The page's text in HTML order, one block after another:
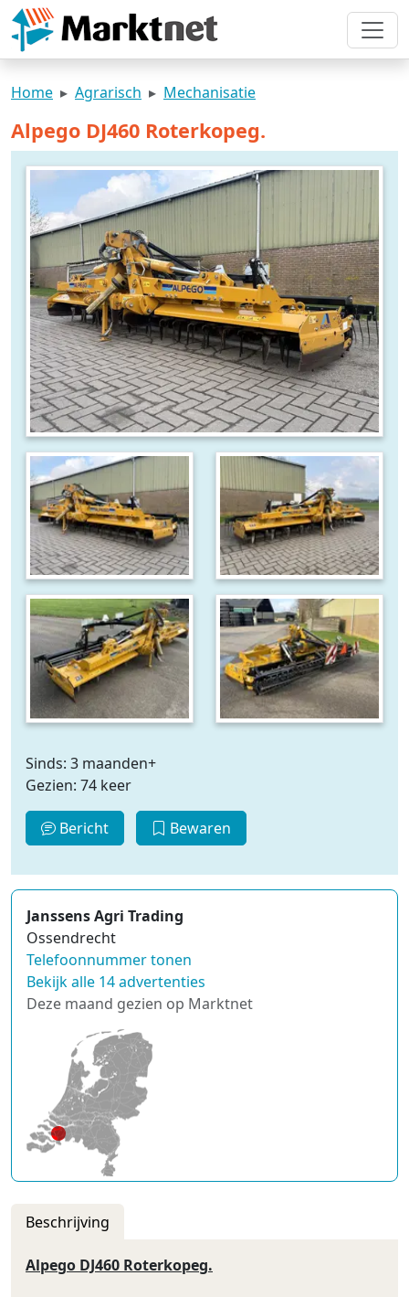
Home Agrarisch Mechanisatie
Alpego DJ460 Roterkopeg.
Sinds: 3 maanden+
Gezien: 74 keer
Bericht Bewaren
Janssens Agri Trading
Ossendrecht
Telefoonnummer tonen
Bekijk alle 14 advertenties
Deze maand gezien op Marktnet
Beschrijving
Alpego DJ460 Roterkopeg.